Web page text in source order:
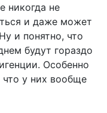
никогда не
и даже может
и понятно, что
будут гораздо
Особенно
что у них вообще